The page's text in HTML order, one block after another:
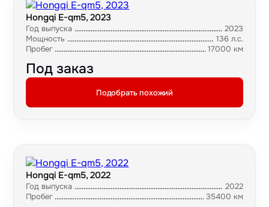
Hongqi E-qm5, 2023
Год выпуска
2023
Мощность
136 л.с.
Пробег
17000 км
Под заказ
Подобрать похожий
Hongqi E-qm5, 2022
Год выпуска
2022
Пробег
35400 км